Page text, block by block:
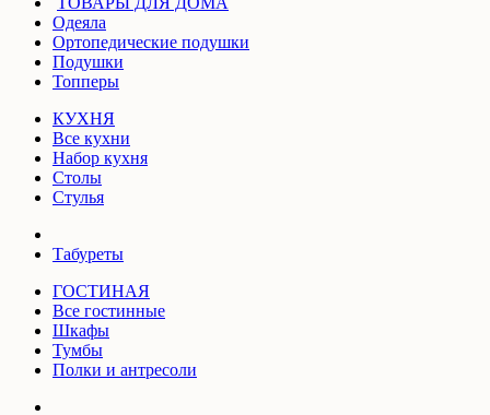
Одеяла
Ортопедические подушки
Подушки
Топперы
КУХНЯ
Все кухни
Набор кухня
Столы
Стулья
Табуреты
ГОСТИНАЯ
Все гостинные
Шкафы
Тумбы
Полки и антресоли